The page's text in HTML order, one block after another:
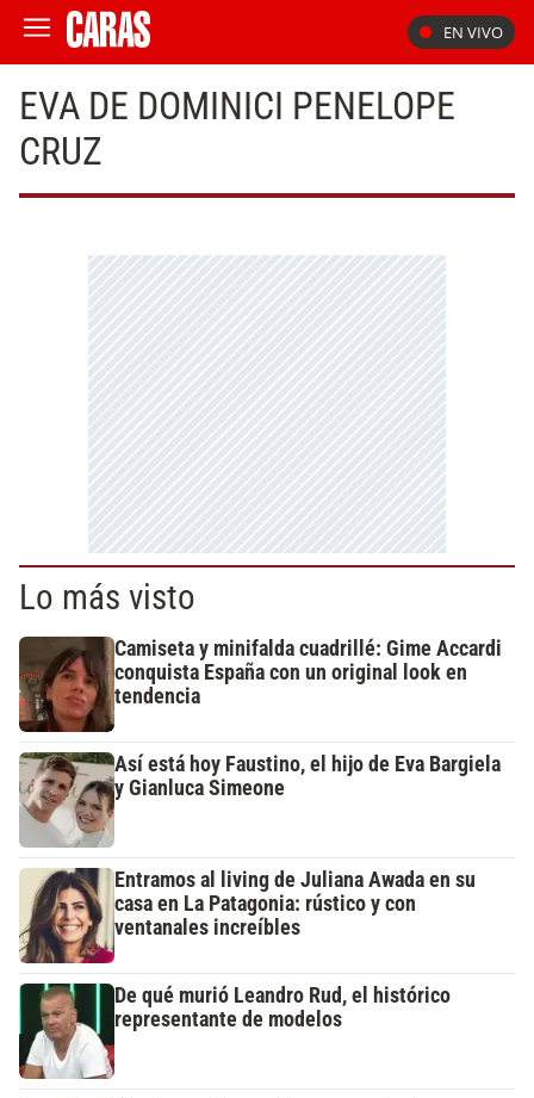
EN VIVO
EVA DE DOMINICI PENELOPE
CRUZ
Lo más visto
Camiseta y minifalda cuadrillé: Gime Accardi
conquista España con un original look en
tendencia
Así está hoy Faustino, el hijo de Eva Bargiela
y Gianluca Simeone
Entramos al living de Juliana Awada en su
casa en La Patagonia: rústico y con
ventanales increíbles
De qué murió Leandro Rud, el histórico
representante de modelos